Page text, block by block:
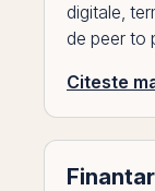
digitale,
de peer to
Citeste